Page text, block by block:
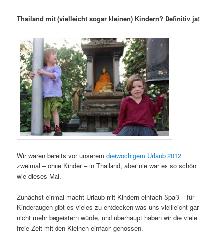
Thailand mit (vielleicht sogar kleinen) Kindern? Definitiv ja!
Wir waren bereits vor unseremdreiwöchigem Urlaub 2012
zweimal – ohne Kinder – in Thailand, aber nie war es so schön
wie dieses Mal.
Zunächst einmal macht Urlaub mit Kindern einfach Spaß – für
Kinderaugen gibt es vieles zu entdecken was uns viellleicht gar
nicht mehr begeistern würde, und überhaupt haben wir die viele
freie Zeit mit den Kleinen einfach genossen.